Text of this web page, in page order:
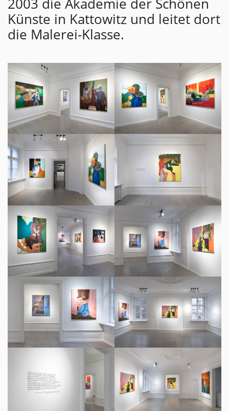
2003 die Akademie der Schönen
Künste in Kattowitz und leitet dort
die Malerei-Klasse.